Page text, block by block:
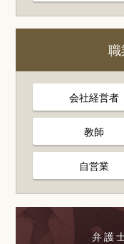
会社経営者
教師
自営業
弁護